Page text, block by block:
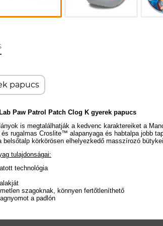
papucs
Paw Patrol Patch Clog K gyerek papucs
is megtalálhatják a kedvenc karaktereiket a
rugalmas Croslite™ alapanyaga és habtalpa jobb
belsőtalp körkörösen elhelyezkedő masszírozó
tulajdonságai:
technológia
szagoknak, könnyen fertőtleníthető
a padlón